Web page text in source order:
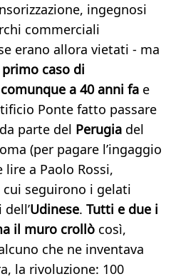
ingegnosi
commerciali
erano allora vietati - ma
caso di
a 40 anni fa e
Ponte fatto passare
parte del Perugia del
(per pagare l’ingaggio
a Paolo Rossi,
cui seguirono i gelati
Udinese. Tutti e due i
il muro crollò così,
che ne inventava
la rivoluzione: 100